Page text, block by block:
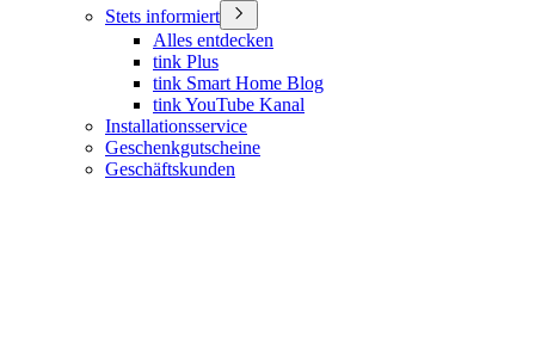
Stets informiert
Alles entdecken
tink Plus
tink Smart Home Blog
tink YouTube Kanal
Installationsservice
Geschenkgutscheine
Geschäftskunden